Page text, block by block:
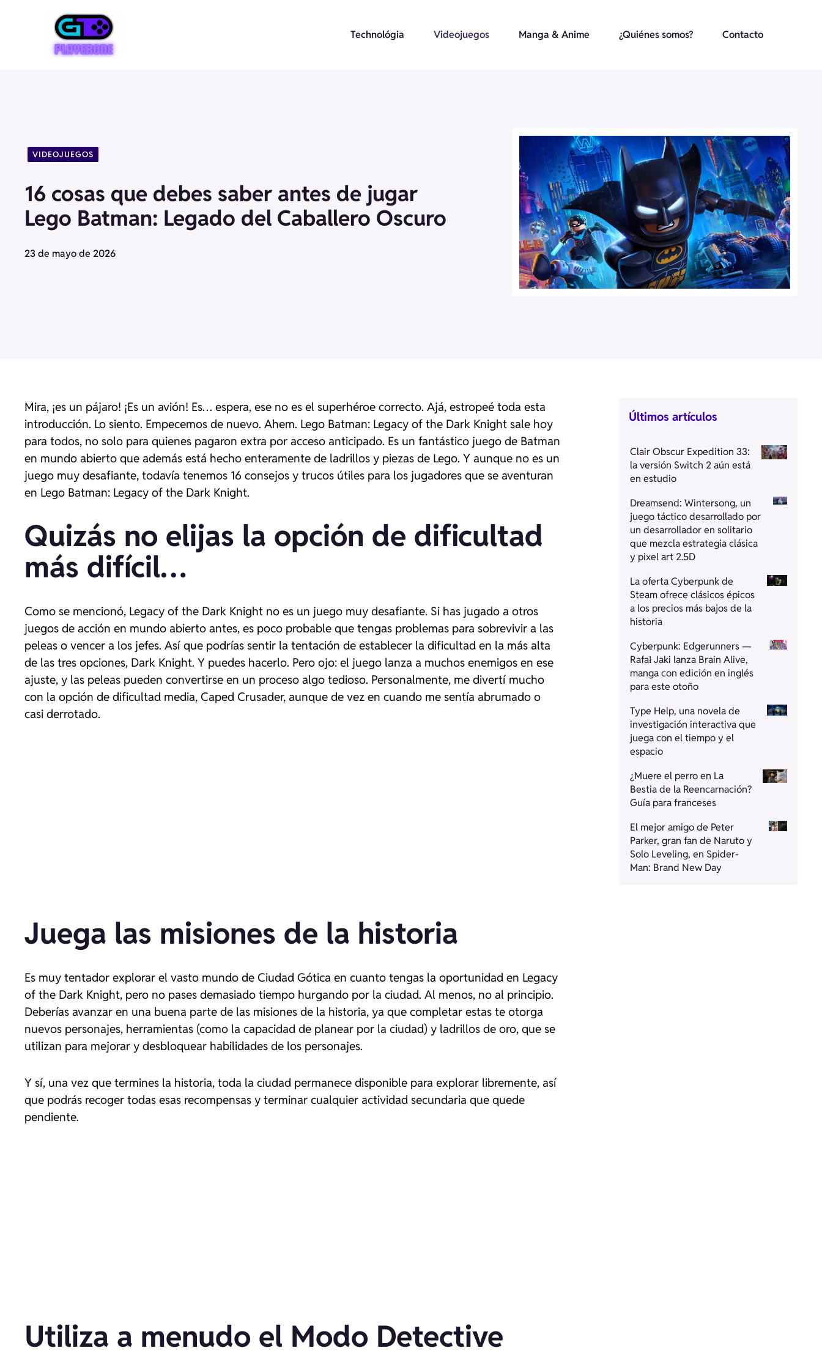
Technológia Videojuegos Manga & Anime ¿Quiénes somos? Contacto
VIDEOJUEGOS
16 cosas que debes saber antes de jugar
Lego Batman: Legado del Caballero Oscuro
23 de mayo de 2026
Mira, ¡es un pájaro! ¡Es un avión! Es… espera, ese no es el superhéroe correcto. Ajá, estropeé toda esta
introducción. Lo siento. Empecemos de nuevo. Ahem. Lego Batman: Legacy of the Dark Knight sale hoy
para todos, no solo para quienes pagaron extra por acceso anticipado. Es un fantástico juego de Batman
en mundo abierto que además está hecho enteramente de ladrillos y piezas de Lego. Y aunque no es un
juego muy desafiante, todavía tenemos 16 consejos y trucos útiles para los jugadores que se aventuran
en Lego Batman: Legacy of the Dark Knight.
Quizás no elijas la opción de dificultad
más difícil…
Como se mencionó, Legacy of the Dark Knight no es un juego muy desafiante. Si has jugado a otros
juegos de acción en mundo abierto antes, es poco probable que tengas problemas para sobrevivir a las
peleas o vencer a los jefes. Así que podrías sentir la tentación de establecer la dificultad en la más alta
de las tres opciones, Dark Knight. Y puedes hacerlo. Pero ojo: el juego lanza a muchos enemigos en ese
ajuste, y las peleas pueden convertirse en un proceso algo tedioso. Personalmente, me divertí mucho
con la opción de dificultad media, Caped Crusader, aunque de vez en cuando me sentía abrumado o
casi derrotado.
Juega las misiones de la historia
Es muy tentador explorar el vasto mundo de Ciudad Gótica en cuanto tengas la oportunidad en Legacy
of the Dark Knight, pero no pases demasiado tiempo hurgando por la ciudad. Al menos, no al principio.
Deberías avanzar en una buena parte de las misiones de la historia, ya que completar estas te otorga
nuevos personajes, herramientas (como la capacidad de planear por la ciudad) y ladrillos de oro, que se
utilizan para mejorar y desbloquear habilidades de los personajes.
Y sí, una vez que termines la historia, toda la ciudad permanece disponible para explorar libremente, así
que podrás recoger todas esas recompensas y terminar cualquier actividad secundaria que quede
pendiente.
Utiliza a menudo el Modo Detective
Últimos artículos
Clair Obscur Expedition 33:
la versión Switch 2 aún está
en estudio
Dreamsend: Wintersong, un
juego táctico desarrollado por
un desarrollador en solitario
que mezcla estrategia clásica
y pixel art 2.5D
La oferta Cyberpunk de
Steam ofrece clásicos épicos
a los precios más bajos de la
historia
Cyberpunk: Edgerunners —
Rafał Jaki lanza Brain Alive,
manga con edición en inglés
para este otoño
Type Help, una novela de
investigación interactiva que
juega con el tiempo y el
espacio
¿Muere el perro en La
Bestia de la Reencarnación?
Guía para franceses
El mejor amigo de Peter
Parker, gran fan de Naruto y
Solo Leveling, en Spider-
Man: Brand New Day